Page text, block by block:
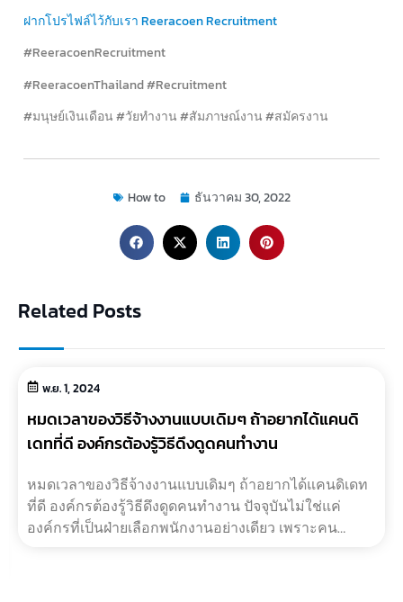
ฝากโปรไฟล์ไว้กับเรา Reeracoen Recruitment
#ReeracoenRecruitment
#ReeracoenThailand #Recruitment
#มนุษย์เงินเดือน #วัยทำงาน #สัมภาษณ์งาน #สมัครงาน
How to ธันวาคม 30, 2022
Related Posts
พ.ย. 1, 2024
หมดเวลาของวิธีจ้างงานแบบเดิมๆ ถ้าอยากได้แคนดิ
เดทที่ดี องค์กรต้องรู้วิธีดึงดูดคนทำงาน
หมดเวลาของวิธีจ้างงานแบบเดิมๆ ถ้าอยากได้แคนดิเดท
ที่ดี องค์กรต้องรู้วิธีดึงดูดคนทำงาน ปัจจุบันไม่ใช่แค่
องค์กรที่เป็นฝ่ายเลือกพนักงานอย่างเดียว เพราะคน